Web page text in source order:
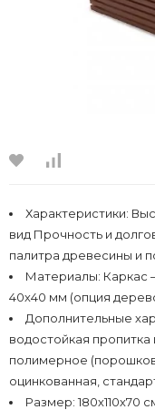
Характеристики:
вид Прочность и
палитра древесины и
Материалы: Каркас
40х40 мм (опция
Дополнительные
водостойкая
полимерное
оцинкованная,
Размер: 180х110х70